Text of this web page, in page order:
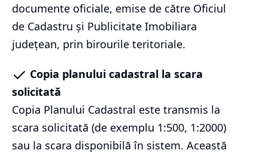
documente oficiale, emise de către Oficiul
de Cadastru și Publicitate Imobiliara
județean, prin birourile teritoriale.
Copia planului cadastral la scara
solicitată
Copia Planului Cadastral este transmis la
scara solicitată (de exemplu 1:500, 1:2000)
sau la scara disponibilă în sistem. Această